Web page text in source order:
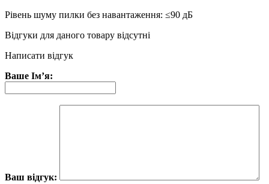
Рівень шуму пилки без навантаження: ≤90 дБ
Відгуки для даного товару відсутні
Написати відгук
Ваше Ім’я:
Ваш відгук: